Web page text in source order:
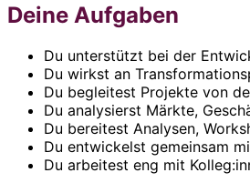
Deine Aufgaben
Du unterstützt bei der
Du wirkst an
Du begleitest Projekte von
Du analysierst Märkte,
Du bereitest Analysen,
Du entwickelst gemeinsam
Du arbeitest eng mit